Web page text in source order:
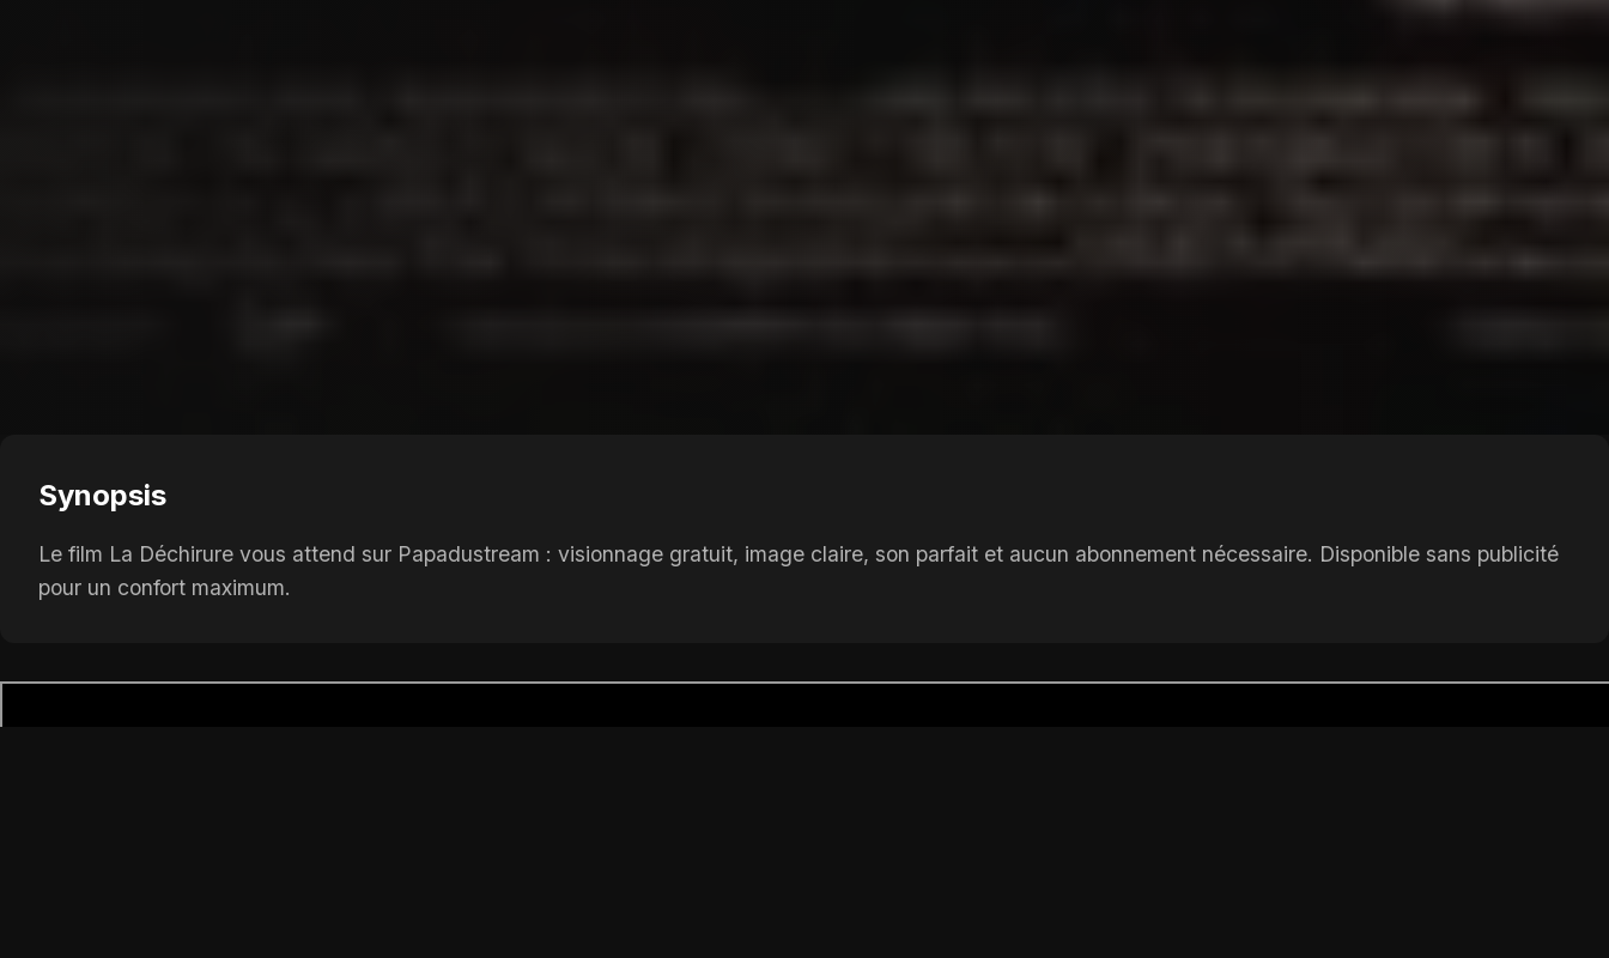
Synopsis
Le film La Déchirure vous attend sur Papadustream : visionnage gratuit, image claire, son parfait et aucun abonnement nécessaire. Disponible sans publicité
pour un confort maximum.